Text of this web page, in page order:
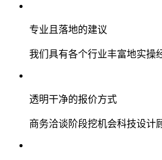
专业且落地的建议
我们具有各个行业丰富地实操
透明干净的报价方式
商务洽谈阶段挖机会科技设计